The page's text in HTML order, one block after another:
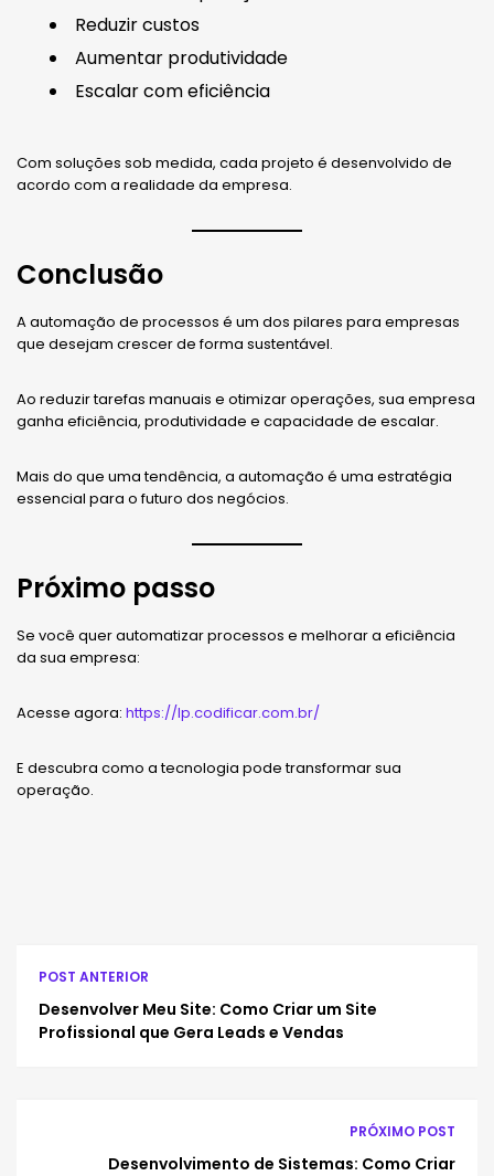
Reduzir custos
Aumentar produtividade
Escalar com eficiência
Com soluções sob medida, cada projeto é desenvolvido de
acordo com a realidade da empresa.
Conclusão
A automação de processos é um dos pilares para empresas
que desejam crescer de forma sustentável.
Ao reduzir tarefas manuais e otimizar operações, sua empresa
ganha eficiência, produtividade e capacidade de escalar.
Mais do que uma tendência, a automação é uma estratégia
essencial para o futuro dos negócios.
Próximo passo
Se você quer automatizar processos e melhorar a eficiência
da sua empresa:
Acesse agora: https://lp.codificar.com.br/
E descubra como a tecnologia pode transformar sua
operação.
POST ANTERIOR
Desenvolver Meu Site: Como Criar um Site
Profissional que Gera Leads e Vendas
PRÓXIMO POST
Desenvolvimento de Sistemas: Como Criar